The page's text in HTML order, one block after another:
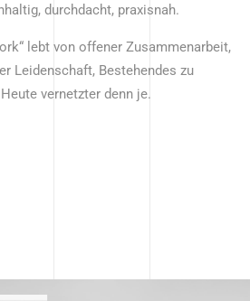
durchdacht, praxisnah.
lebt von offener Zusammenarbeit,
Leidenschaft, Bestehendes zu
vernetzter denn je.